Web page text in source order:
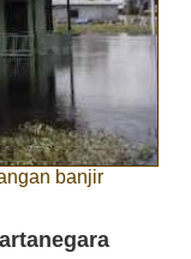
banjir